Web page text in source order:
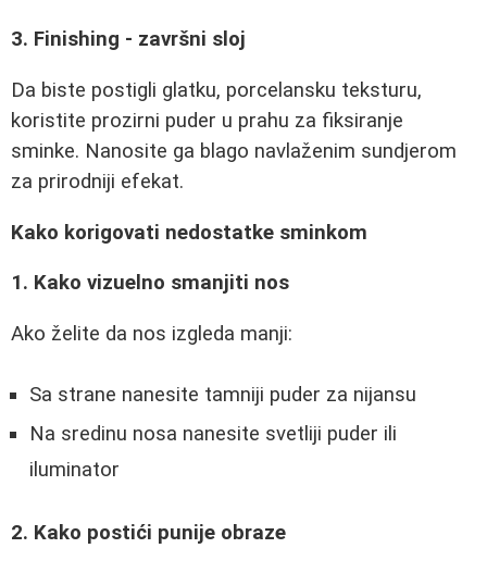
3. Finishing - završni sloj
Da biste postigli glatku, porcelansku teksturu,
koristite prozirni puder u prahu za fiksiranje
sminke. Nanosite ga blago navlaženim sundjerom
za prirodniji efekat.
Kako korigovati nedostatke sminkom
1. Kako vizuelno smanjiti nos
Ako želite da nos izgleda manji:
Sa strane nanesite tamniji puder za nijansu
Na sredinu nosa nanesite svetliji puder ili
iluminator
2. Kako postići punije obraze